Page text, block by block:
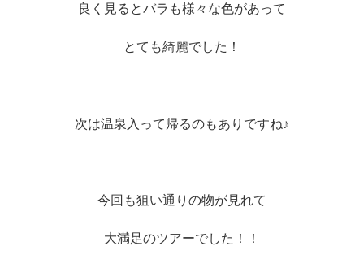
良く見るとバラも様々な色があって
とても綺麗でした！
次は温泉入って帰るのもありですね♪
今回も狙い通りの物が見れて
大満足のツアーでした！！